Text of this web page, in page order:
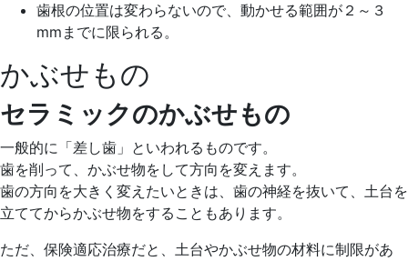
歯根の位置は変わらないので、動かせる範囲が２～３
mmまでに限られる。
かぶせもの
セラミックのかぶせもの
一般的に「差し歯」といわれるものです。
歯を削って、かぶせ物をして方向を変えます。
歯の方向を大きく変えたいときは、歯の神経を抜いて、土台を
立ててからかぶせ物をすることもあります。
ただ、保険適応治療だと、土台やかぶせ物の材料に制限があ